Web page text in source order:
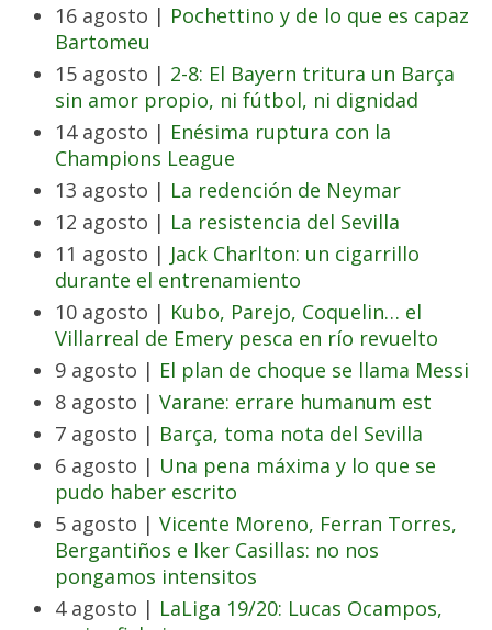
16 agosto | Pochettino y de lo que es capaz
Bartomeu
15 agosto | 2-8: El Bayern tritura un Barça
sin amor propio, ni fútbol, ni dignidad
14 agosto | Enésima ruptura con la
Champions League
13 agosto | La redención de Neymar
12 agosto | La resistencia del Sevilla
11 agosto | Jack Charlton: un cigarrillo
durante el entrenamiento
10 agosto | Kubo, Parejo, Coquelin… el
Villarreal de Emery pesca en río revuelto
9 agosto | El plan de choque se llama Messi
8 agosto | Varane: errare humanum est
7 agosto | Barça, toma nota del Sevilla
6 agosto | Una pena máxima y lo que se
pudo haber escrito
5 agosto | Vicente Moreno, Ferran Torres,
Bergantiños e Iker Casillas: no nos
pongamos intensitos
4 agosto | LaLiga 19/20: Lucas Ocampos,